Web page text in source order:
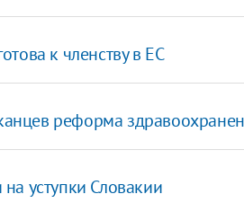
к членству в ЕС
реформа
уступки Словакии